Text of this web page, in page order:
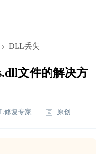
DLL丢失
文件的解决方
修复专家 原创